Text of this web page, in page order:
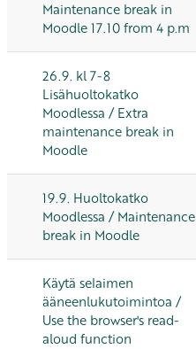
Maintenance break in
Moodle 17.10 from 4 p.m
26.9. kl 7-8
Lisähuoltokatko
Moodlessa / Extra
maintenance break in
Moodle
19.9. Huoltokatko
Moodlessa / Maintenance
break in Moodle
Käytä selaimen
ääneenlukutoimintoa /
Use the browser's read-
aloud function